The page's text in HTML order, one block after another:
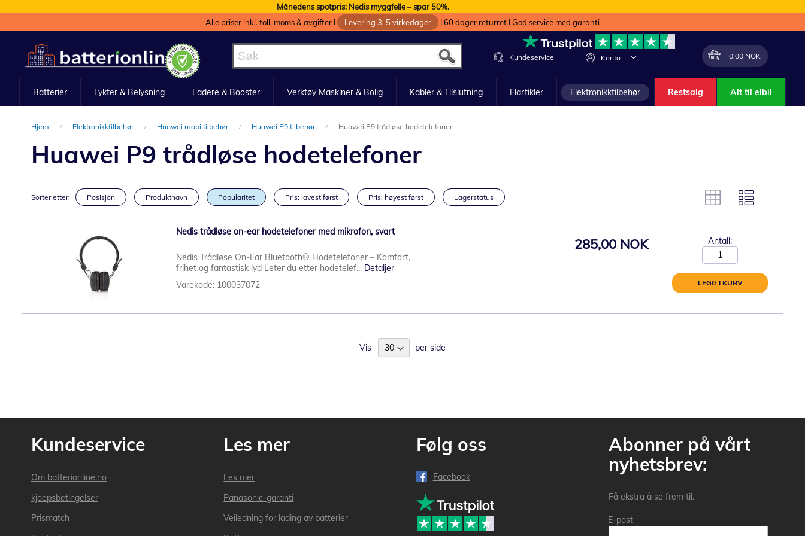
Månedens spotpris: Nedis myggfelle – spar 50%.
Alle priser inkl. toll, moms & avgifter I
Levering 3-5 virkedager I 60 dager returret I God service med garanti
til
innhold
Konto Endring
Min handlekurv
0,00 NOK
Kundeservice
Batterier Lykter & Belysning Ladere & Booster Verktøy Maskiner & Bolig Kabler & Tilslutning Elartikler Elektronikktilbehør Restsalg Alt til elbil
Hjem Elektronikktilbehør Huawei mobiltilbehør Huawei P9 tilbehør Huawei P9 trådløse hodetelefoner
Huawei P9 trådløse hodetelefoner
Sorter etter: Posisjon Produktnavn Popularitet Pris: lavest først Pris: høyest først Lagerstatus
Nedis trådløse on-ear hodetelefoner med mikrofon, svart
Nedis Trådløse On-Ear Bluetooth® Hodetelefoner – Komfort,
frihet og fantastisk lyd Leter du etter hodetelef... Detaljer
Varekode: 100037072
285,00 NOK Antall:
LEGG I KURV
Vis per side
Kundeservice
Om batterionline.no
kjoepsbetingelser
Prismatch
Les mer
Les mer
Panasonic-garanti
Veiledning for lading av batterier
Følg oss
Facebook
Abonner på vårt
nyhetsbrev:
Få ekstra å se frem til.
E-post